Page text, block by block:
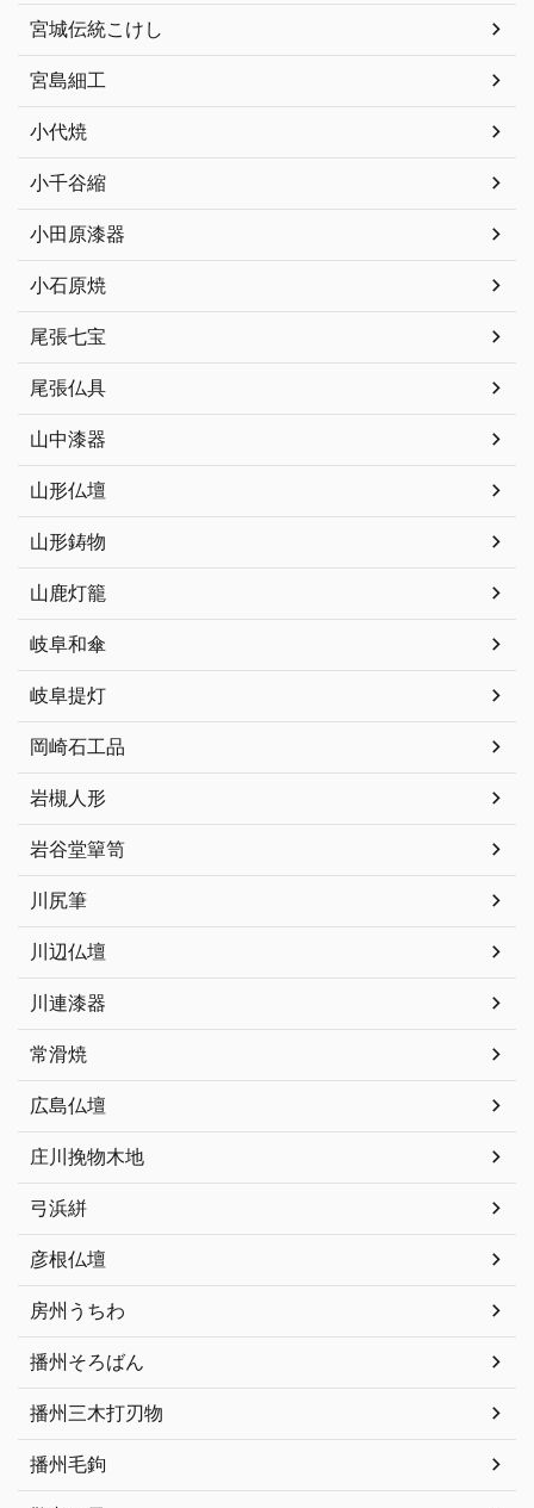
宮城伝統こけし
宮島細工
小代焼
小千谷縮
小田原漆器
小石原焼
尾張七宝
尾張仏具
山中漆器
山形仏壇
山形鋳物
山鹿灯籠
岐阜和傘
岐阜提灯
岡崎石工品
岩槻人形
岩谷堂簞笥
川尻筆
川辺仏壇
川連漆器
常滑焼
広島仏壇
庄川挽物木地
弓浜絣
彦根仏壇
房州うちわ
播州そろばん
播州三木打刃物
播州毛鉤